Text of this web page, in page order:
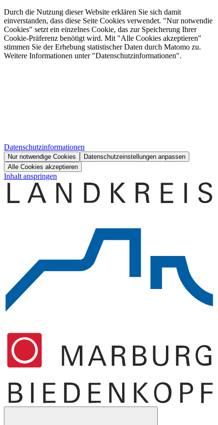
Durch die Nutzung dieser Website erklären Sie sich damit
einverstanden, dass diese Seite Cookies verwendet. "Nur notwendie
Cookies" setzt ein einzelnes Cookie, das zur Speicherung Ihrer
Cookie-Präferenz benötigt wird. Mit "Alle Cookies akzeptieren"
stimmen Sie der Erhebung statistischer Daten durch Matomo zu.
Weitere Informationen unter "Datenschutzinformationen".
Datenschutzinformationen
Nur notwendige Cookies
Datenschutzeinstellungen anpassen
Alle Cookies akzeptieren
Inhalt anspringen